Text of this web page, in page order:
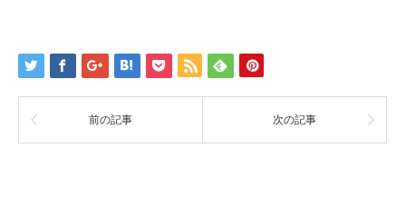
前の記事 次の記事